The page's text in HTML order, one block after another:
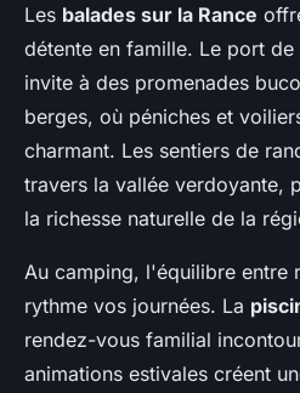
Les balades sur la Rance
détente en famille. Le port
invite à des promenades
berges, où péniches et
charmant. Les sentiers de
travers la vallée verdoyante,
la richesse naturelle de la
Au camping, l'équilibre entre
rythme vos journées. La
rendez-vous familial
animations estivales créent